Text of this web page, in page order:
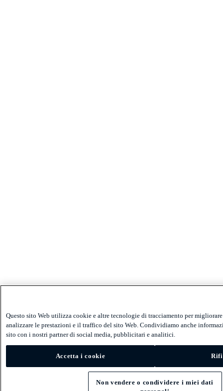
Questo sito Web utilizza cookie e altre tecnologie di tracciamento per migliorare
analizzare le prestazioni e il traffico del sito Web. Condividiamo anche
sito con i nostri partner di social media, pubblicitari e analitici.
Accetta i cookie
Non vendere o condividere i miei dati